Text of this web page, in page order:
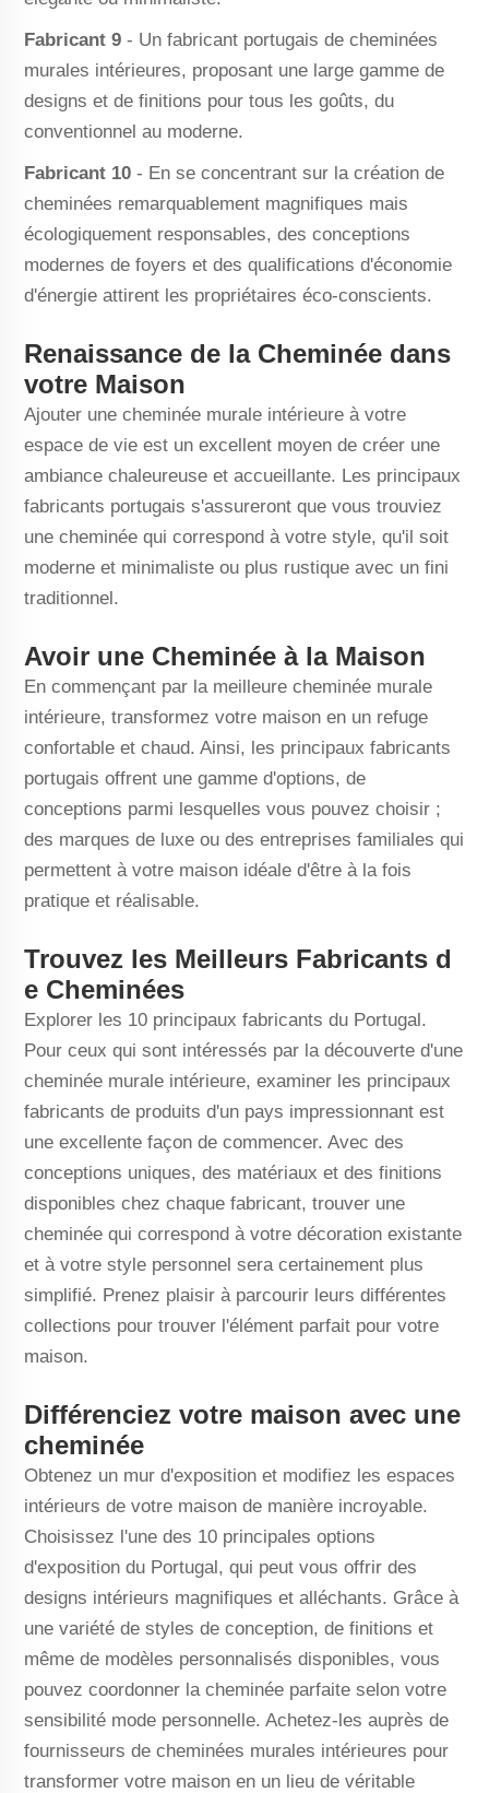
Fabricant 9 - Un fabricant portugais de cheminées
murales intérieures, proposant une large gamme de
designs et de finitions pour tous les goûts, du
conventionnel au moderne.
Fabricant 10 - En se concentrant sur la création de
cheminées remarquablement magnifiques mais
écologiquement responsables, des conceptions
modernes de foyers et des qualifications d'économie
d'énergie attirent les propriétaires éco-conscients.
Renaissance de la Cheminée dans
votre Maison
Ajouter une cheminée murale intérieure à votre
espace de vie est un excellent moyen de créer une
ambiance chaleureuse et accueillante. Les principaux
fabricants portugais s'assureront que vous trouviez
une cheminée qui correspond à votre style, qu'il soit
moderne et minimaliste ou plus rustique avec un fini
traditionnel.
Avoir une Cheminée à la Maison
En commençant par la meilleure cheminée murale
intérieure, transformez votre maison en un refuge
confortable et chaud. Ainsi, les principaux fabricants
portugais offrent une gamme d'options, de
conceptions parmi lesquelles vous pouvez choisir ;
des marques de luxe ou des entreprises familiales qui
permettent à votre maison idéale d'être à la fois
pratique et réalisable.
Trouvez les Meilleurs Fabricants d
e Cheminées
Explorer les 10 principaux fabricants du Portugal.
Pour ceux qui sont intéressés par la découverte d'une
cheminée murale intérieure, examiner les principaux
fabricants de produits d'un pays impressionnant est
une excellente façon de commencer. Avec des
conceptions uniques, des matériaux et des finitions
disponibles chez chaque fabricant, trouver une
cheminée qui correspond à votre décoration existante
et à votre style personnel sera certainement plus
simplifié. Prenez plaisir à parcourir leurs différentes
collections pour trouver l'élément parfait pour votre
maison.
Différenciez votre maison avec une
cheminée
Obtenez un mur d'exposition et modifiez les espaces
intérieurs de votre maison de manière incroyable.
Choisissez l'une des 10 principales options
d'exposition du Portugal, qui peut vous offrir des
designs intérieurs magnifiques et alléchants. Grâce à
une variété de styles de conception, de finitions et
même de modèles personnalisés disponibles, vous
pouvez coordonner la cheminée parfaite selon votre
sensibilité mode personnelle. Achetez-les auprès de
fournisseurs de cheminées murales intérieures pour
transformer votre maison en un lieu de véritable